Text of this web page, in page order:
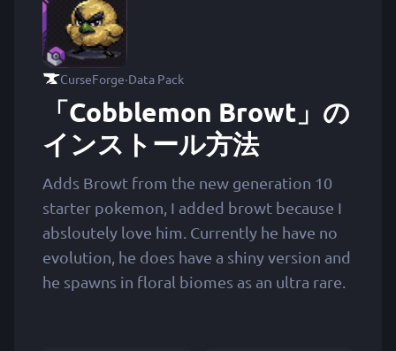
CurseForge·Data Pack
「Cobblemon Browt」の
インストール方法
Adds Browt from the new generation 10
starter pokemon, I added browt because I
absloutely love him. Currently he have no
evolution, he does have a shiny version and
he spawns in floral biomes as an ultra rare.